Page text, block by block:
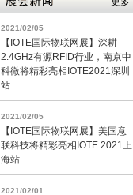
2021/02/05
【IOTE国际物联网展】深耕
2.4GHz有源RFID行业，南京中
科微将精彩亮相IOTE2021深圳
站
2021/02/05
【IOTE国际物联网展】美国意
联科技将精彩亮相IOTE 2021上
海站
2021/02/01